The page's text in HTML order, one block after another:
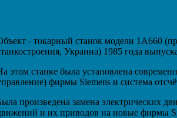
- токарный станок модели 1А660
Украина) 1985 года
этом станке была установлена
фирмы Siemens и система
произведена замена электрических
и их приводов на новые фирмы